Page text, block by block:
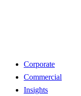
Corporate
Commercial
Insights